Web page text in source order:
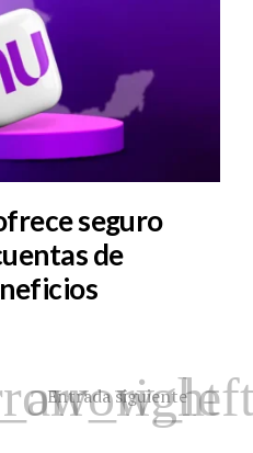
seguro
de
Entrada siguiente